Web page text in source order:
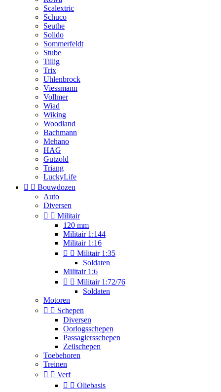
Scalextric
Schuco
Seuthe
Solido
Sommerfeldt
Stube
Tillig
Trix
Uhlenbrock
Viessmann
Vollmer
Wiad
Wiking
Woodland
Bachmann
Mehano
HAG
Gutzold
Triang
LuckyLife
  Bouwdozen
Auto
Diversen
  Militair
120 mm
Militair 1:144
Militair 1:16
  Militair 1:35
Soldaten
Militair 1:6
  Militair 1:72/76
Soldaten
Motoren
  Schepen
Diversen
Oorlogsschepen
Passagiersschepen
Zeilschepen
Toebehoren
Treinen
  Verf
  Oliebasis